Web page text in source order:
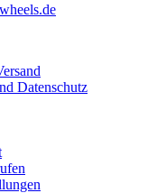
Datenschutz